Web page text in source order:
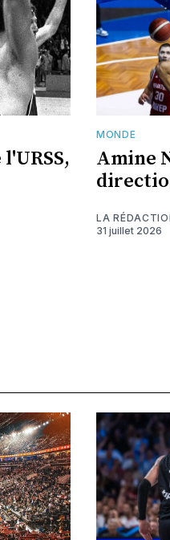
MONDE
Amine
LA
31 juillet 2026